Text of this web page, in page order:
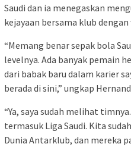
Saudi dan ia menegaskan
kejayaan bersama klub
“Memang benar sepak bola
levelnya. Ada banyak pemain
dari babak baru dalam karier
berada di sini,” ungkap
“Ya, saya sudah melihat
termasuk Liga Saudi. Kita
Dunia Antarklub, dan mereka